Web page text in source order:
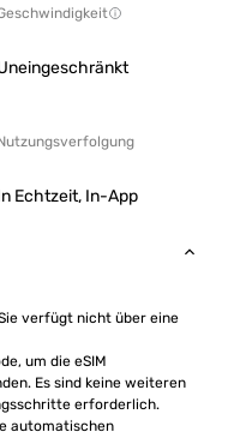
Echtzeit, In-App
verfügt nicht über eine
um die eSIM
Es sind keine weiteren
erforderlich.
automatischen